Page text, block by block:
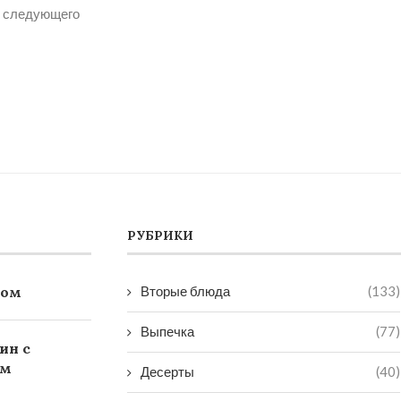
следующего
с
РУБРИКИ
Вторые блюда (133)
Выпечка (77)
Десерты (40)